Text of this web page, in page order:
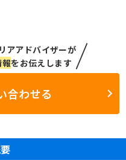
アアドバイザーが
報をお伝えします
合わせる